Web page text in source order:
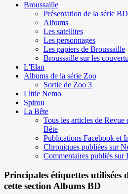
Broussaille
Présentation de la série
Albums
Les satellites
Les personnages
Les papiers de Broussaille
Broussaille sur les
L'Elan
Albums de la série Zoo
Sortie de Zoo 3
Little Nemo
Spirou
La Bête
Tous les articles de Revue
Bête
Publications Facebook et
Chroniques publiées sur
Commentaires publiés sur
Principales étiquettes utilisées
cette section Albums BD